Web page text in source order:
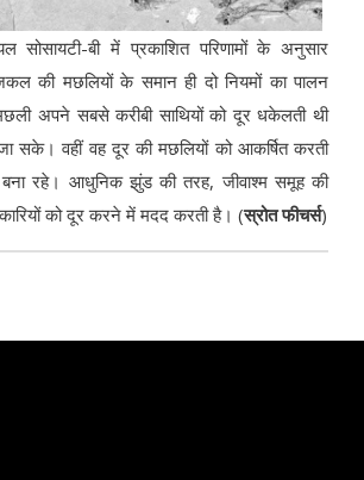
सोसायटी-बी में प्रकाशित परिणामों के अनुसार
की मछलियों के समान ही दो नियमों का पालन
अपने सबसे करीबी साथियों को दूर धकेलती थी
सके। वहीं वह दूर की मछलियों को आकर्षित करती
रहे। आधुनिक झुंड की तरह, जीवाश्म समूह की
को दूर करने में मदद करती है। (स्रोत फीचर्स)